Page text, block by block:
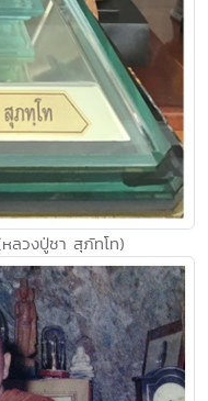
หลวงปู่ชา สุภัทโท)